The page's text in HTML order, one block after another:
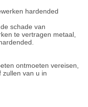
hardended
schade van
te vertragen metaal,
ontmoeten vereisen,
zullen van u in